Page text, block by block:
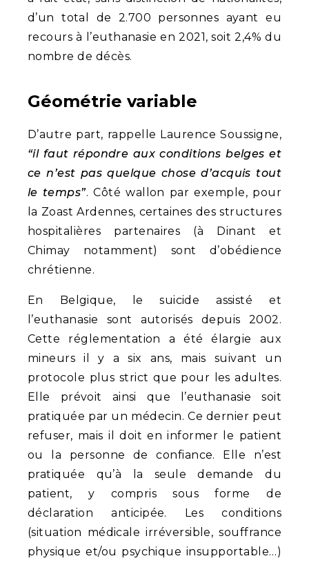
d’un total de 2.700 personnes ayant eu
recours à l’euthanasie en 2021, soit 2,4% du
nombre de décès.
Géométrie variable
D’autre part, rappelle Laurence Soussigne,
“il faut répondre aux conditions belges et
ce n’est pas quelque chose d’acquis tout
le temps”. Côté wallon par exemple, pour
la Zoast Ardennes, certaines des structures
hospitalières partenaires (à Dinant et
Chimay notamment) sont d’obédience
chrétienne.
En Belgique, le suicide assisté et
l’euthanasie sont autorisés depuis 2002.
Cette réglementation a été élargie aux
mineurs il y a six ans, mais suivant un
protocole plus strict que pour les adultes.
Elle prévoit ainsi que l’euthanasie soit
pratiquée par un médecin. Ce dernier peut
refuser, mais il doit en informer le patient
ou la personne de confiance. Elle n’est
pratiquée qu’à la seule demande du
patient, y compris sous forme de
déclaration anticipée. Les conditions
(situation médicale irréversible, souffrance
physique et/ou psychique insupportable…)